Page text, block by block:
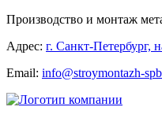
Производство и монтаж
Адрес: г. Санкт-Петербург,
Email: info@stroymontazh-